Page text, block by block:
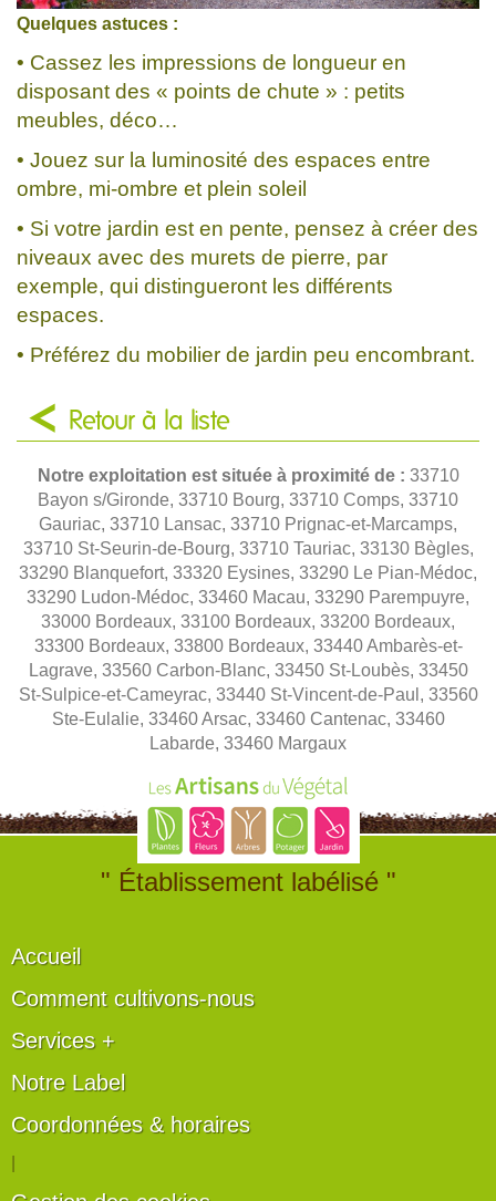
Quelques astuces :
• Cassez les impressions de longueur en
disposant des « points de chute » : petits
meubles, déco…
• Jouez sur la luminosité des espaces entre
ombre, mi-ombre et plein soleil
• Si votre jardin est en pente, pensez à créer des
niveaux avec des murets de pierre, par
exemple, qui distingueront les différents
espaces.
• Préférez du mobilier de jardin peu encombrant.
Retour à la liste
Notre exploitation est située à proximité de : 33710
Bayon s/Gironde, 33710 Bourg, 33710 Comps, 33710
Gauriac, 33710 Lansac, 33710 Prignac-et-Marcamps,
33710 St-Seurin-de-Bourg, 33710 Tauriac, 33130 Bègles,
33290 Blanquefort, 33320 Eysines, 33290 Le Pian-Médoc,
33290 Ludon-Médoc, 33460 Macau, 33290 Parempuyre,
33000 Bordeaux, 33100 Bordeaux, 33200 Bordeaux,
33300 Bordeaux, 33800 Bordeaux, 33440 Ambarès-et-
Lagrave, 33560 Carbon-Blanc, 33450 St-Loubès, 33450
St-Sulpice-et-Cameyrac, 33440 St-Vincent-de-Paul, 33560
Ste-Eulalie, 33460 Arsac, 33460 Cantenac, 33460
Labarde, 33460 Margaux
" Établissement labélisé "
Accueil
Comment cultivons-nous
Services +
Notre Label
Coordonnées & horaires